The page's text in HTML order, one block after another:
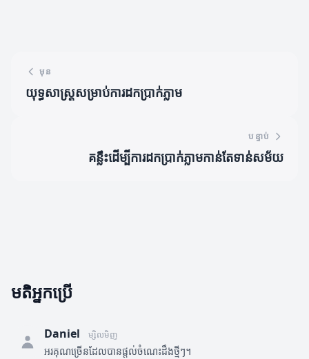
មុន
យុទ្ធសាស្រ្តសម្រាប់ការដកប្រាក់ភ្លាម
បន្ទាប់
គន្លឹះដើម្បីការដកប្រាក់ភ្លាមកាន់តែទាន់សម័យ
មតិអ្នកប្រើ
Daniel ម្សិលមិញ
អរគុណច្រើនដែលបានផ្តល់ចំណេះដឹងថ្មីៗ។